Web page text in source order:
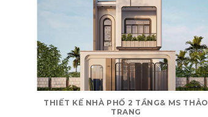
THIẾT KẾ NHÀ PHỐ 2 TẦNG& MS THẢO
TRANG